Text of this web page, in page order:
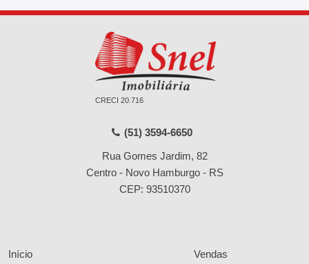
CRECI 20.716
(51) 3594-6650
Rua Gomes Jardim, 82
Centro - Novo Hamburgo - RS
CEP: 93510370
Início Vendas